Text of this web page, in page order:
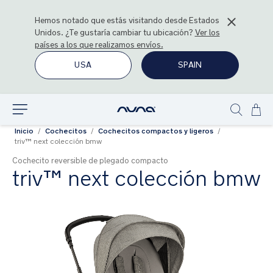
Hemos notado que estás visitando desdeEstados
Unidos. ¿Te gustaría cambiar tu ubicación? Ver los
países a los que realizamos envíos.
USA
SPAIN
Ir
Inicio Cochecitos Cochecitos compactos y ligeros
triv™ next colección bmw
Cochecito reversible de plegado compacto
triv™ next colección bmw